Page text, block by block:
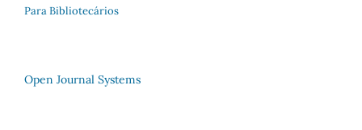
Para Bibliotecários
Open Journal Systems